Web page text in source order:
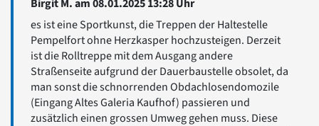
Birgit M. am 08.01.2025 13:28 Uhr
es ist eine Sportkunst, die Treppen der Haltestelle
Pempelfort ohne Herzkasper hochzusteigen. Derzeit
ist die Rolltreppe mit dem Ausgang andere
Straßenseite aufgrund der Dauerbaustelle obsolet, da
man sonst die schnorrenden Obdachlosendomozile
(Eingang Altes Galeria Kaufhof) passieren und
zusätzlich einen grossen Umweg gehen muss. Diese